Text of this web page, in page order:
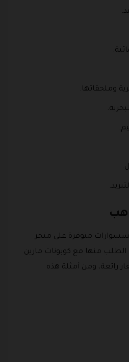
وملحقاتها.
هب
متوفرة على متجر
منها مع كوبونات مارين
رائعة، ومن أمثلة هذه